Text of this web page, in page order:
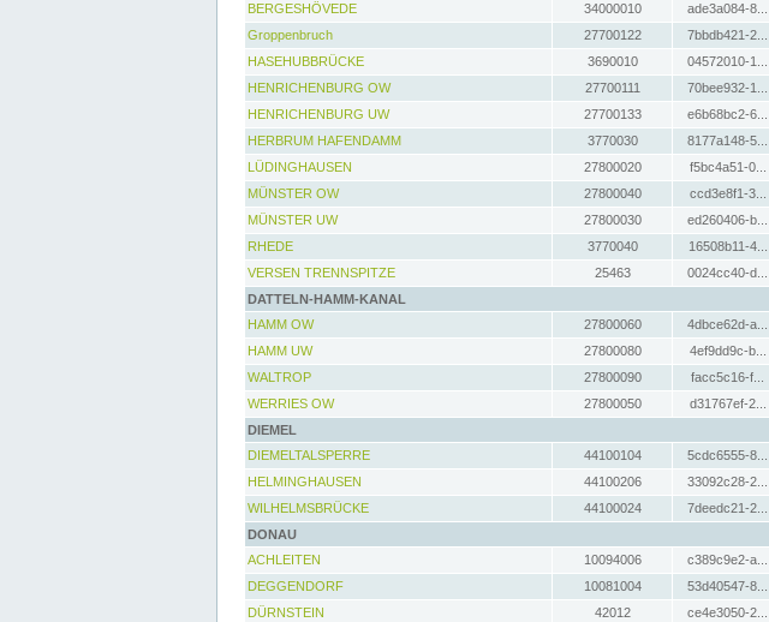
BERGESHÖVEDE
34000010 ade3a084-8...
Groppenbruch
27700122 7bbdb421-2...
HASEHUBBRÜCKE
3690010 04572010-1...
HENRICHENBURG OW
27700111 70bee932-1...
HENRICHENBURG UW
27700133 e6b68bc2-6...
HERBRUM HAFENDAMM
3770030 8177a148-5...
LÜDINGHAUSEN
27800020 f5bc4a51-0...
MÜNSTER OW
27800040 ccd3e8f1-3...
MÜNSTER UW
27800030 ed260406-b...
RHEDE
3770040 16508b11-4...
VERSEN TRENNSPITZE
25463 0024cc40-d...
DATTELN-HAMM-KANAL
HAMM OW
27800060 4dbce62d-a...
HAMM UW
27800080 4ef9dd9c-b...
WALTROP
27800090 facc5c16-f...
WERRIES OW
27800050 d31767ef-2...
DIEMEL
DIEMELTALSPERRE
44100104 5cdc6555-8...
HELMINGHAUSEN
44100206 33092c28-2...
WILHELMSBRÜCKE
44100024 7deedc21-2...
DONAU
ACHLEITEN
10094006 c389c9e2-a...
DEGGENDORF
10081004 53d40547-8...
DÜRNSTEIN
42012 ce4e3050-2...